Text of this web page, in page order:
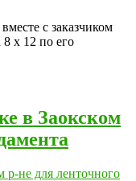
с заказчиком
8 х 12 по его
в Заокском